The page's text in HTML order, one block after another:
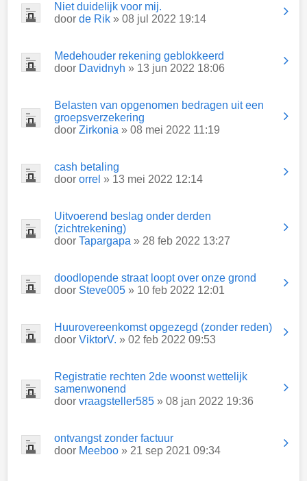
Niet duidelijk voor mij.
door de Rik » 08 jul 2022 19:14
Medehouder rekening geblokkeerd
door Davidnyh » 13 jun 2022 18:06
Belasten van opgenomen bedragen uit een
groepsverzekering
door Zirkonia » 08 mei 2022 11:19
cash betaling
door orrel » 13 mei 2022 12:14
Uitvoerend beslag onder derden
(zichtrekening)
door Tapargapa » 28 feb 2022 13:27
doodlopende straat loopt over onze grond
door Steve005 » 10 feb 2022 12:01
Huurovereenkomst opgezegd (zonder reden)
door ViktorV. » 02 feb 2022 09:53
Registratie rechten 2de woonst wettelijk
samenwonend
door vraagsteller585 » 08 jan 2022 19:36
ontvangst zonder factuur
door Meeboo » 21 sep 2021 09:34